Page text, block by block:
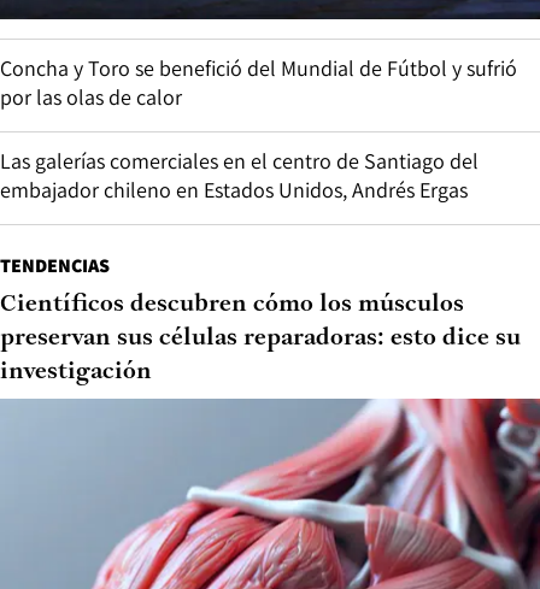
Concha y Toro se benefició del Mundial de Fútbol y sufrió
por las olas de calor
Las galerías comerciales en el centro de Santiago del
embajador chileno en Estados Unidos, Andrés Ergas
TENDENCIAS
Científicos descubren cómo los músculos
preservan sus células reparadoras: esto dice su
investigación